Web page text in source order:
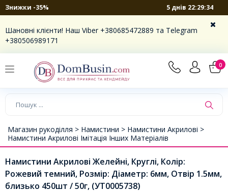
Знижки -35% 5 днів 22:29:33
Шановні клієнти! Наш Viber +380685472889 та Telegram
+380506989171
0
Магазин рукоділля > Намистини > Намистини Акрилові >
Намистини Акрилові Імітація Інших Матеріалів
Намистини Акрилові Желейні, Круглі, Колір:
Рожевий темний, Розмір: Діаметр: 6мм, Отвір 1.5мм,
близько 450шт / 50г, (УТ0005738)